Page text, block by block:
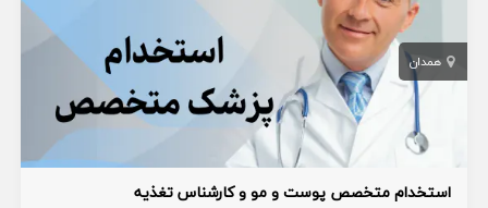
همدان
استخدام متخصص پوست و مو و کارشناس تغذیه